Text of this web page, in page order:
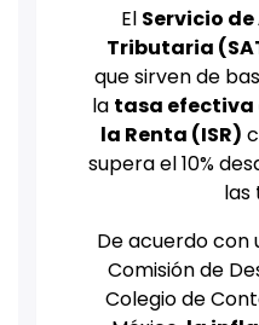
El Servicio
Tributaria
que sirven de
la tasa efectiva
la Renta (ISR)
supera el 10%
las
De acuerdo con
Comisión de
Colegio de